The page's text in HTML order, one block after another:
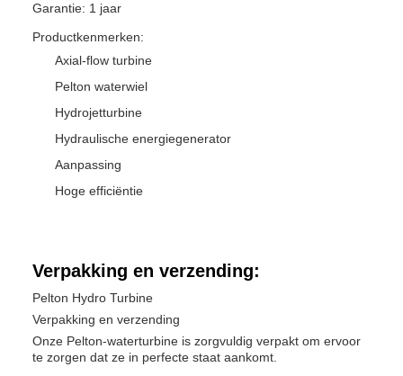
Garantie: 1 jaar
Productkenmerken:
Axial-flow turbine
Pelton waterwiel
Hydrojetturbine
Hydraulische energiegenerator
Aanpassing
Hoge efficiëntie
Verpakking en verzending:
Pelton Hydro Turbine
Verpakking en verzending
Onze Pelton-waterturbine is zorgvuldig verpakt om ervoor
te zorgen dat ze in perfecte staat aankomt.